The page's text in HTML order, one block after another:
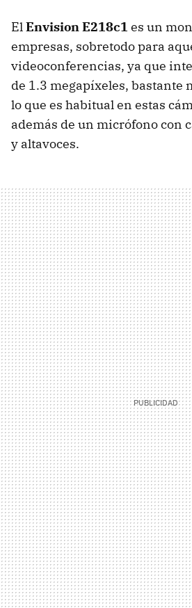
ElEnvision E218c1 es un
empresas, sobretodo para
videoconferencias, ya que
de 1.3 megapíxeles, bastante
lo que es habitual en estas
además de un micrófono con
y altavoces.